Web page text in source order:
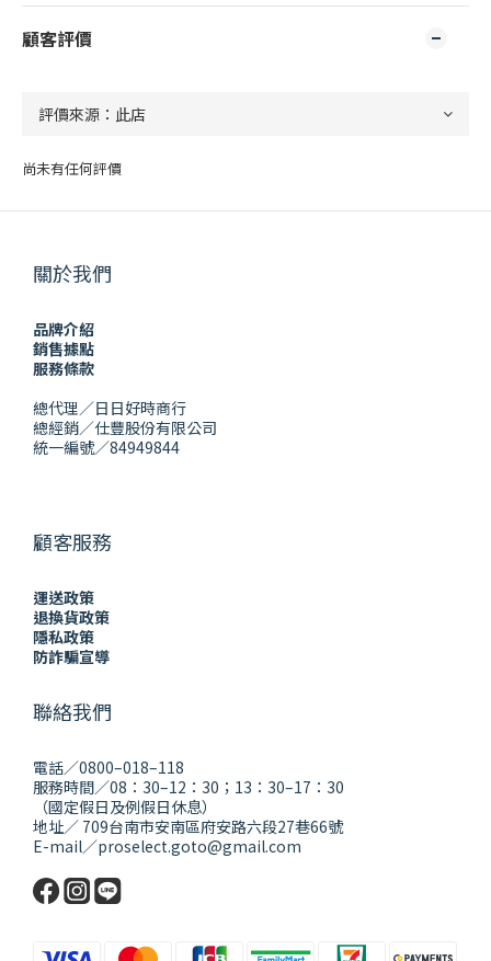
顧客評價
尚未有任何評價
關於我們
品牌介紹
銷售據點
服務條款
總代理／日日好時商行
總經銷／仕豐股份有限公司
統一編號／84949844
顧客服務
運送政策
退換貨政策
隱私政策
防詐騙宣導
聯絡我們
電話／0800–018–118
服務時間／08：30–12：30；13：30–17：30
（國定假日及例假日休息）
地址／ 709台南市安南區府安路六段27巷66號
E-mail／proselect.goto@gmail.com